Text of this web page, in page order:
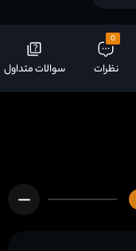
0
نظرات سوالات متداول